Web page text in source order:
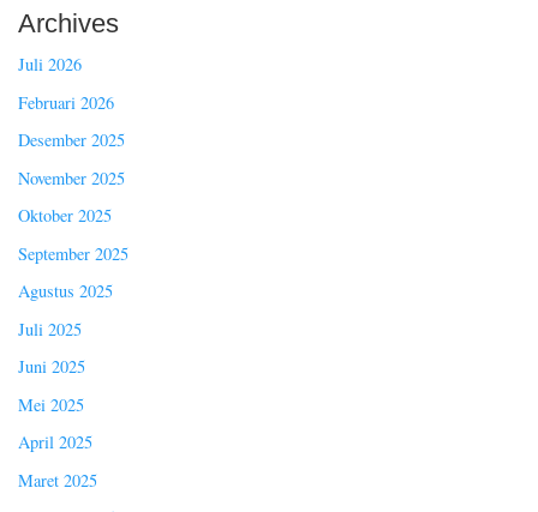
Archives
Juli 2026
Februari 2026
Desember 2025
November 2025
Oktober 2025
September 2025
Agustus 2025
Juli 2025
Juni 2025
Mei 2025
April 2025
Maret 2025